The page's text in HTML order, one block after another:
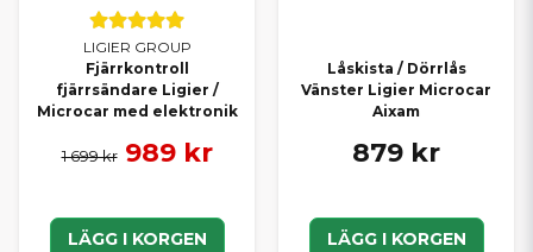
LIGIER GROUP
Fjärrkontroll
fjärrsändare Ligier /
Microcar med elektronik
1 699 kr 989 kr
LÄGG I KORGEN
Låskista / Dörrlås
Vänster Ligier Microcar
Aixam
879 kr
LÄGG I KORGEN